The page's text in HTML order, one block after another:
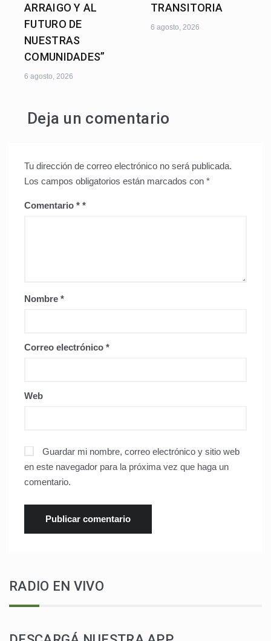
ARRAIGO Y AL
FUTURO DE
NUESTRAS
COMUNIDADES”
6 agosto, 2026
TRANSITORIA
6 agosto, 2026
Deja un comentario
Tu dirección de correo electrónico no será publicada.
Los campos obligatorios están marcados con *
Comentario *
Nombre *
Correo electrónico *
Web
Guardar mi nombre, correo electrónico y sitio web
en este navegador para la próxima vez que haga un
comentario.
RADIO EN VIVO